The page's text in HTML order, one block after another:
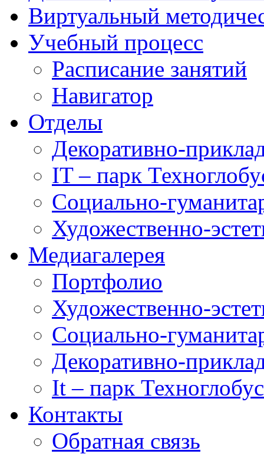
Виртуальный
Учебный процесс
Расписание занятий
Навигатор
Отделы
Декоративно-
IT – парк
Социально-
Художественно-
Медиагалерея
Портфолио
Художественно-
Социально-
Декоративно-
It – парк Техноглобус
Контакты
Обратная связь